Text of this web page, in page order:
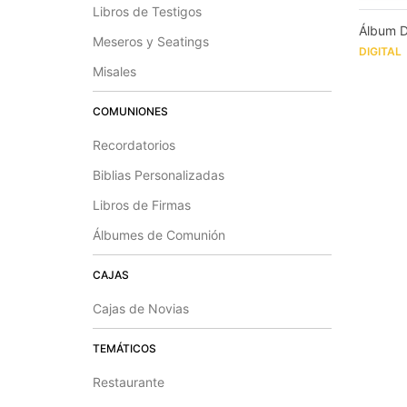
Álbum
DIGITAL
Libros de Testigos
Meseros y Seatings
Misales
COMUNIONES
Recordatorios
Biblias Personalizadas
Libros de Firmas
Álbumes de Comunión
CAJAS
Cajas de Novias
TEMÁTICOS
Restaurante